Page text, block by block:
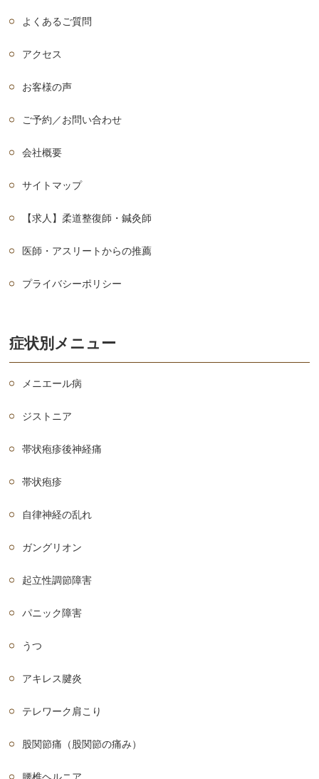
よくあるご質問
アクセス
お客様の声
ご予約／お問い合わせ
会社概要
サイトマップ
【求人】柔道整復師・鍼灸師
医師・アスリートからの推薦
プライバシーポリシー
症状別メニュー
メニエール病
ジストニア
帯状疱疹後神経痛
帯状疱疹
自律神経の乱れ
ガングリオン
起立性調節障害
パニック障害
うつ
アキレス腱炎
テレワーク肩こり
股関節痛（股関節の痛み）